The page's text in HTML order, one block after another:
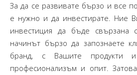
За да се развивате бързо и все
е нужно и да инвестирате. Ние
инвестиция да бъде свързана
начинът бързо да запознаете
бранд, с Вашите продукти
професионализъм и опит.